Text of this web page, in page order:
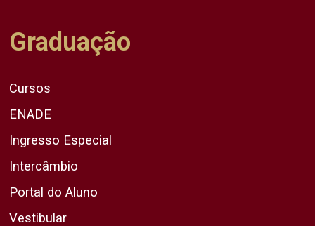
Graduação
Cursos
ENADE
Ingresso Especial
Intercâmbio
Portal do Aluno
Vestibular